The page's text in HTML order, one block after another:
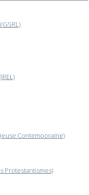
Contemporaine)
Protestantismes)